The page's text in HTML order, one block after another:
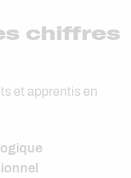
chiffres
et apprentis en